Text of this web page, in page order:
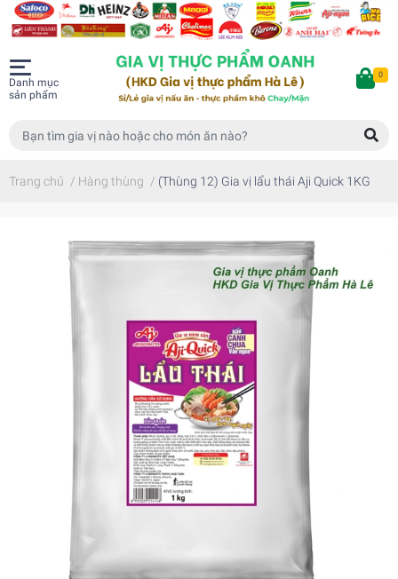
Danh mục
sản phẩm
0
Trang chủ / Hàng thùng / (Thùng 12) Gia vị lẩu thái Aji Quick 1KG